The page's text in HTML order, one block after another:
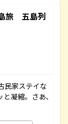
旅 五島列
民家ステイな
凝縮。さあ、